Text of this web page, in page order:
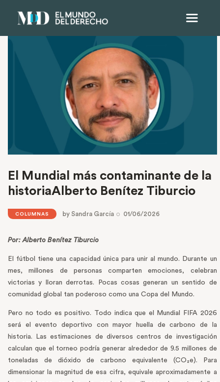
El Mundial más contaminante de la
historiaAlberto Benítez Tiburcio
COLUMNAS bySandra García 01/06/2026
Por: Alberto Benítez Tiburcio
El fútbol tiene una capacidad única para unir al mundo. Durante un
mes, millones de personas comparten emociones, celebran
victorias y lloran derrotas. Pocas cosas generan un sentido de
comunidad global tan poderoso como una Copa del Mundo.
Pero no todo es positivo. Todo indica que el Mundial FIFA 2026
será el evento deportivo con mayor huella de carbono de la
historia. Las estimaciones de diversos centros de investigación
calculan que el torneo podría generar alrededor de 9.5 millones de
toneladas de dióxido de carbono equivalente (CO₂e). Para
dimensionar la magnitud de esa cifra, equivale aproximadamente a